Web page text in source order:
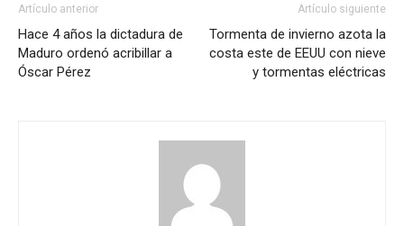
Artículo anterior
Hace 4 años la dictadura de
Maduro ordenó acribillar a
Óscar Pérez
Artículo siguiente
Tormenta de invierno azota la
costa este de EEUU con nieve
y tormentas eléctricas